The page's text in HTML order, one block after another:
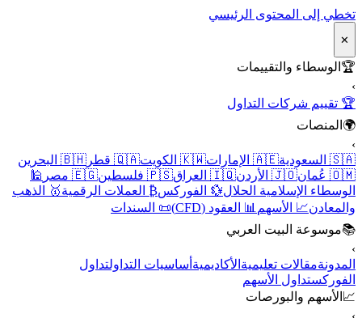
تخطي إلى المحتوى الرئيسي
✕
🏆الوسطاء والتقييمات
🏆 تقييم شركات التداول
🌍المنصات
🇸🇦 السعودية
🇦🇪 الإمارات 🇰🇼 الكويت 🇶🇦 قطر
🇧🇭 البحرين
🇴🇲 عُمان
🇯🇴 الأردن 🇮🇶 العراق 🇵🇸 فلسطين 🇪🇬 مصر
🕌
الوسطاء الإسلامية الحلال 💱 الفوركس ₿ العملات الرقمية🥇 الذهب
والمعادن📈 الأسهم📊 العقود (CFD)
📜 السندات
📚موسوعة البيت العربي
المدونةمقالات تعليميةالأكاديميةأساسيات التداولتداول
الفوركستداول الأسهم
📈الأسهم والبورصات